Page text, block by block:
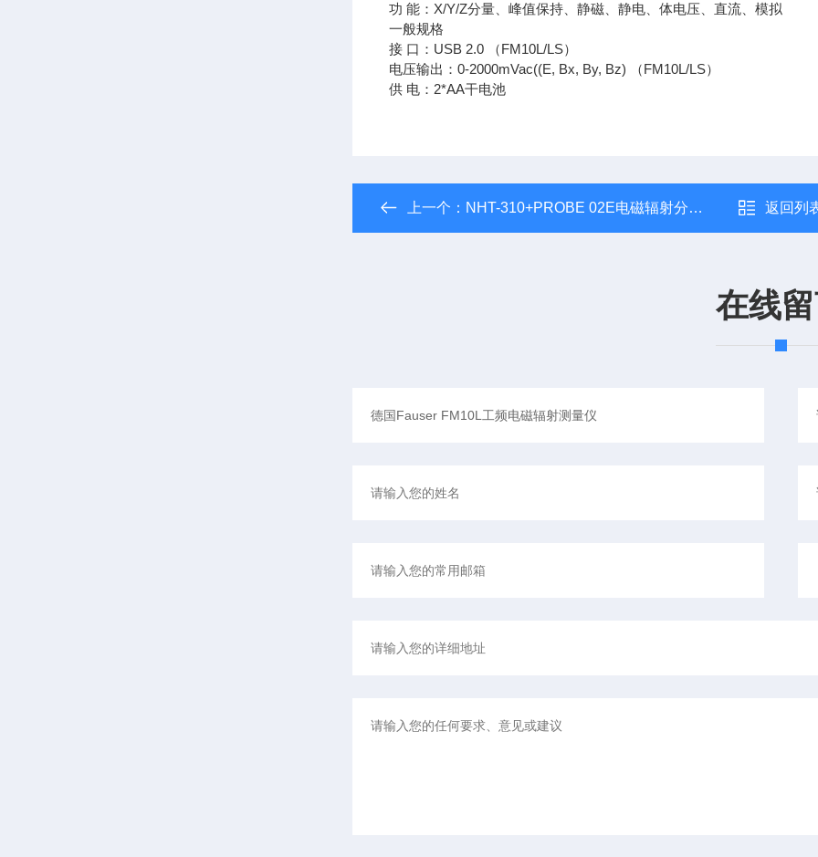
功 能：X/Y/Z分量、峰值保持、静磁、静电、体电压、直流、模拟
一般规格
接 口：USB 2.0 （FM10L/LS）
电压输出：0-2000mVac((E, Bx, By, Bz) （FM10L/LS）
供 电：2*AA干电池
上一个： NHT-310+PROBE 02E电磁辐射分析仪（包邮） 返回列
在线